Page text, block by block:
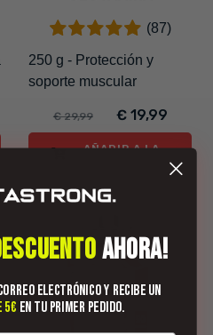
(87)
250 g - Protección y
soporte muscular
€ 29,99 € 19,99
AÑADIR A LA
-17%
AHORA!
electrónico y recibe un
5€ en tu primer pedido.